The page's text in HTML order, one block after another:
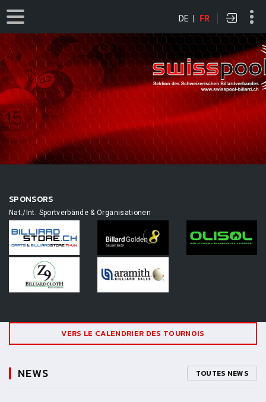
DE | FR
SPONSORS
Nat./Int. Sportverbände & Organisationen
VERS LE CALENDRIER DES TOURNOIS
NEWS TOUTES NEWS